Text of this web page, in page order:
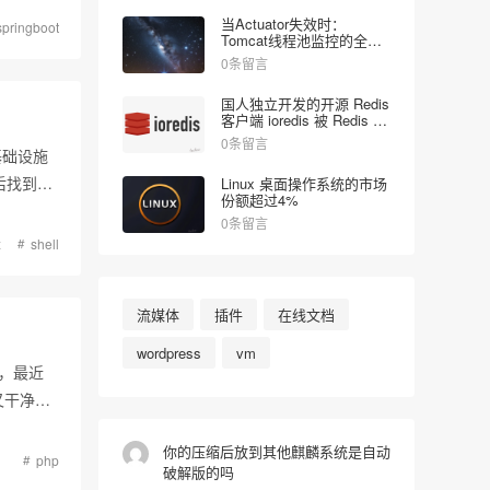
设施
找到了
shell
最近
净，
php
当Actuator失效时：
Tomcat线程池监控的全面
解决方案
0条留言
国人独立开发的开源 Redis
客户端 ioredis 被 Redis 公
司收购
0条留言
Linux 桌面操作系统的市场
份额超过4%
0条留言
流媒体 插件
在线文档
wordpress
vm
你的压缩后放到其他麒麟系统是自动
破解版的吗